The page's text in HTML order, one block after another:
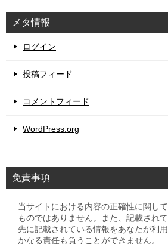
メタ情報
ログイン
投稿フィード
コメントフィード
WordPress.org
免責事項
当サイトにおける内容の正確性に関し
ものではありません。また、記載され
先に記載されている情報をあなたが利
かなる責任も負うことができません。